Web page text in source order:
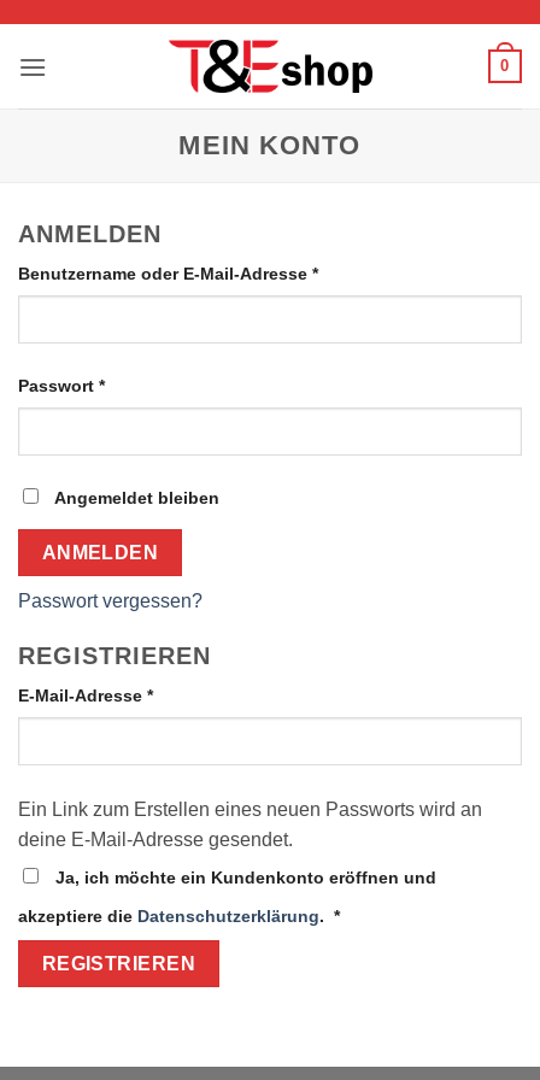
springen
0
MEIN KONTO
ANMELDEN
Benutzername oder E-Mail-Adresse *Erforderlich
Passwort *Erforderlich
Angemeldet bleiben
ANMELDEN
Passwort vergessen?
REGISTRIEREN
E-Mail-Adresse *Erforderlich
Ein Link zum Erstellen eines neuen Passworts wird an
deine E-Mail-Adresse gesendet.
Ja, ich möchte ein Kundenkonto eröffnen und
akzeptiere die Datenschutzerklärung. *Erforderlich
REGISTRIEREN